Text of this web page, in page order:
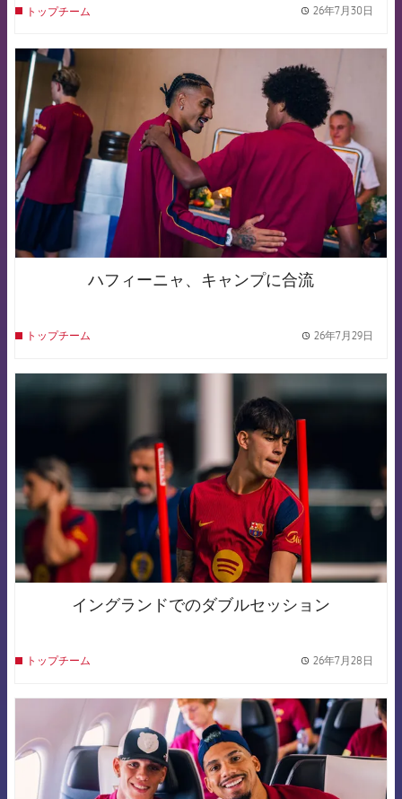
トップチーム 26年7月30日
ハフィーニャ、キャンプに合流
トップチーム 26年7月29日
イングランドでのダブルセッション
トップチーム 26年7月28日
FCB Barcelona badge